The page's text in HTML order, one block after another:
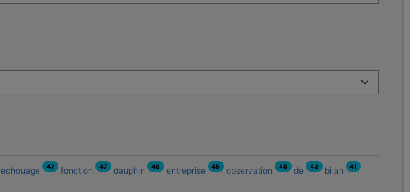
echouage 47 fonction 47 dauphin 46 entreprise 45 observation 45 de 43 bilan 41